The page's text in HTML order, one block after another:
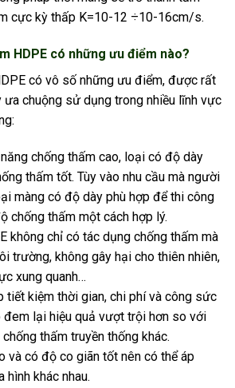
cực kỳ thấp K=10-12 ÷10-16cm/s.
HDPE có những ưu điểm nào?
có vô số những ưu điểm, được rất
ưa chuộng sử dụng trong nhiều lĩnh vực
chống thấm cao, loại có độ dày
thấm tốt. Tùy vào nhu cầu mà người
màng có độ dày phù hợp để thi công
chống thấm một cách hợp lý.
không chỉ có tác dụng chống thấm mà
trường, không gây hại cho thiên nhiên,
xung quanh…
tiết kiệm thời gian, chi phí và công sức
lại hiệu quả vượt trội hơn so với
thấm truyền thống khác.
và có độ co giãn tốt nên có thể áp
khác nhau.